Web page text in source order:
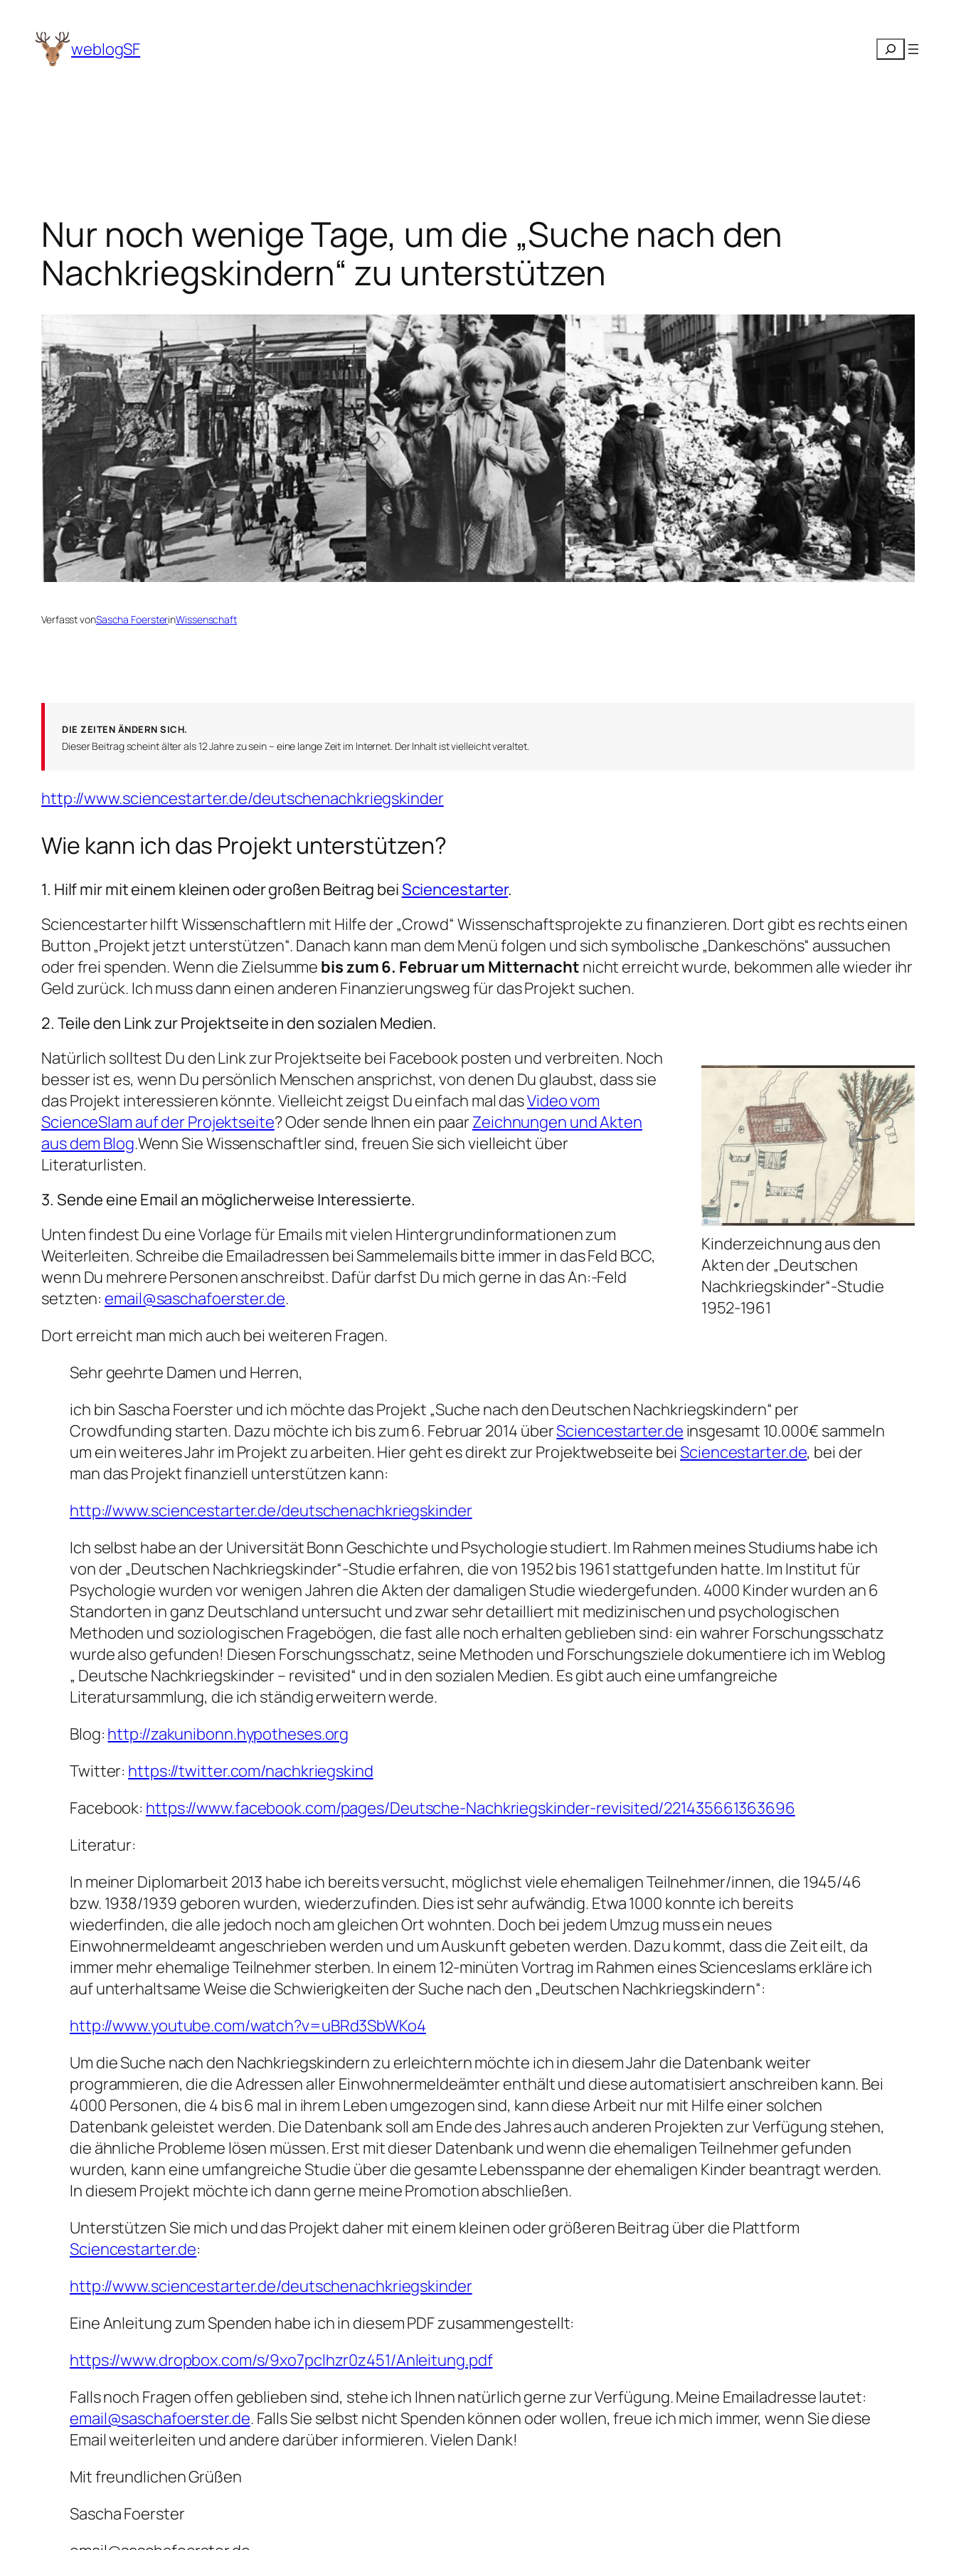
Inhalt
springen weblogSF Suchen
Nur noch wenige Tage, um die „Suche nach den
Nachkriegskindern“ zu unterstützen
Verfasst vonSascha FoersterinWissenschaft
DIE ZEITEN ÄNDERN SICH.
Dieser Beitrag scheint älter als 12 Jahre zu sein – eine lange Zeit im Internet. Der Inhalt ist vielleicht veraltet.
http://www.sciencestarter.de/deutschenachkriegskinder
Wie kann ich das Projekt unterstützen?
1. Hilf mir mit einem kleinen oder großen Beitrag bei Sciencestarter.
Sciencestarter hilft Wissenschaftlern mit Hilfe der „Crowd“ Wissenschaftsprojekte zu finanzieren. Dort gibt es rechts einen
Button „Projekt jetzt unterstützen“. Danach kann man dem Menü folgen und sich symbolische „Dankeschöns“ aussuchen
oder frei spenden. Wenn die Zielsumme bis zum 6. Februar um Mitternacht nicht erreicht wurde, bekommen alle wieder ihr
Geld zurück. Ich muss dann einen anderen Finanzierungsweg für das Projekt suchen.
2. Teile den Link zur Projektseite in den sozialen Medien.
Kinderzeichnung aus den
Akten der „Deutschen
Nachkriegskinder“-Studie
1952-1961
Natürlich solltest Du den Link zur Projektseite bei Facebook posten und verbreiten. Noch
besser ist es, wenn Du persönlich Menschen ansprichst, von denen Du glaubst, dass sie
das Projekt interessieren könnte. Vielleicht zeigst Du einfach mal dasVideo vom
ScienceSlam auf der Projektseite? Oder sende Ihnen ein paar Zeichnungen und Akten
aus dem Blog.Wenn Sie Wissenschaftler sind, freuen Sie sich vielleicht über
Literaturlisten.
3. Sende eine Email an möglicherweise Interessierte.
Unten findest Du eine Vorlage für Emails mit vielen Hintergrundinformationen zum
Weiterleiten. Schreibe die Emailadressen bei Sammelemails bitte immer in das Feld BCC,
wenn Du mehrere Personen anschreibst. Dafür darfst Du mich gerne in das An:-Feld
setzten: email@saschafoerster.de.
Dort erreicht man mich auch bei weiteren Fragen.
Sehr geehrte Damen und Herren,
ich bin Sascha Foerster und ich möchte das Projekt „Suche nach den Deutschen Nachkriegskindern“ per
Crowdfunding starten. Dazu möchte ich bis zum 6. Februar 2014 überSciencestarter.de insgesamt 10.000€ sammeln
um ein weiteres Jahr im Projekt zu arbeiten. Hier geht es direkt zur Projektwebseite beiSciencestarter.de, bei der
man das Projekt finanziell unterstützen kann:
http://www.sciencestarter.de/deutschenachkriegskinder
Ich selbst habe an der Universität Bonn Geschichte und Psychologie studiert. Im Rahmen meines Studiums habe ich
von der „Deutschen Nachkriegskinder“-Studie erfahren, die von 1952 bis 1961 stattgefunden hatte. Im Institut für
Psychologie wurden vor wenigen Jahren die Akten der damaligen Studie wiedergefunden. 4000 Kinder wurden an 6
Standorten in ganz Deutschland untersucht und zwar sehr detailliert mit medizinischen und psychologischen
Methoden und soziologischen Fragebögen, die fast alle noch erhalten geblieben sind: ein wahrer Forschungsschatz
wurde also gefunden! Diesen Forschungsschatz, seine Methoden und Forschungsziele dokumentiere ich im Weblog
„ Deutsche Nachkriegskinder – revisited“ und in den sozialen Medien. Es gibt auch eine umfangreiche
Literatursammlung, die ich ständig erweitern werde.
Blog: http://zakunibonn.hypotheses.org
Twitter: https://twitter.com/nachkriegskind
Facebook: https://www.facebook.com/pages/Deutsche-Nachkriegskinder-revisited/221435661363696
Literatur:
In meiner Diplomarbeit 2013 habe ich bereits versucht, möglichst viele ehemaligen Teilnehmer/innen, die 1945/46
bzw. 1938/1939 geboren wurden, wiederzufinden. Dies ist sehr aufwändig. Etwa 1000 konnte ich bereits
wiederfinden, die alle jedoch noch am gleichen Ort wohnten. Doch bei jedem Umzug muss ein neues
Einwohnermeldeamt angeschrieben werden und um Auskunft gebeten werden. Dazu kommt, dass die Zeit eilt, da
immer mehr ehemalige Teilnehmer sterben. In einem 12-minüten Vortrag im Rahmen eines Scienceslams erkläre ich
auf unterhaltsame Weise die Schwierigkeiten der Suche nach den „Deutschen Nachkriegskindern“:
http://www.youtube.com/watch?v=uBRd3SbWKo4
Um die Suche nach den Nachkriegskindern zu erleichtern möchte ich in diesem Jahr die Datenbank weiter
programmieren, die die Adressen aller Einwohnermeldeämter enthält und diese automatisiert anschreiben kann. Bei
4000 Personen, die 4 bis 6 mal in ihrem Leben umgezogen sind, kann diese Arbeit nur mit Hilfe einer solchen
Datenbank geleistet werden. Die Datenbank soll am Ende des Jahres auch anderen Projekten zur Verfügung stehen,
die ähnliche Probleme lösen müssen. Erst mit dieser Datenbank und wenn die ehemaligen Teilnehmer gefunden
wurden, kann eine umfangreiche Studie über die gesamte Lebensspanne der ehemaligen Kinder beantragt werden.
In diesem Projekt möchte ich dann gerne meine Promotion abschließen.
Unterstützen Sie mich und das Projekt daher mit einem kleinen oder größeren Beitrag über die Plattform
Sciencestarter.de:
http://www.sciencestarter.de/deutschenachkriegskinder
Eine Anleitung zum Spenden habe ich in diesem PDF zusammengestellt:
https://www.dropbox.com/s/9xo7pclhzr0z451/Anleitung.pdf
Falls noch Fragen offen geblieben sind, stehe ich Ihnen natürlich gerne zur Verfügung. Meine Emailadresse lautet:
email@saschafoerster.de. Falls Sie selbst nicht Spenden können oder wollen, freue ich mich immer, wenn Sie diese
Email weiterleiten und andere darüber informieren. Vielen Dank!
Mit freundlichen Grüßen
Sascha Foerster